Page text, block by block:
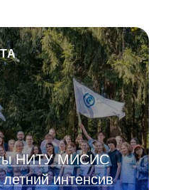
НИТУ МИСИС
интенсив